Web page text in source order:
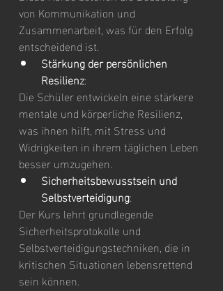
von Kommunikation und
Zusammenarbeit, was für den Erfolg
entscheidend ist.
Stärkung der persönlichen
Resilienz:
Die Schüler entwickeln eine stärkere
mentale und körperliche Resilienz,
was ihnen hilft, mit Stress und
Widrigkeiten in ihrem täglichen Leben
besser umzugehen.
Sicherheitsbewusstsein und
Selbstverteidigung:
Der Kurs lehrt grundlegende
Sicherheitsprotokolle und
Selbstverteidigungstechniken, die in
kritischen Situationen lebensrettend
sein können.